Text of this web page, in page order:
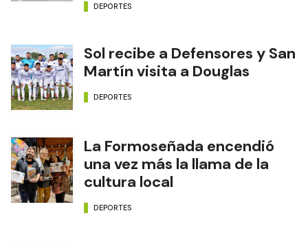
DEPORTES
Sol recibe a Defensores y San
Martín visita a Douglas
DEPORTES
La Formoseñada encendió
una vez más la llama de la
cultura local
DEPORTES